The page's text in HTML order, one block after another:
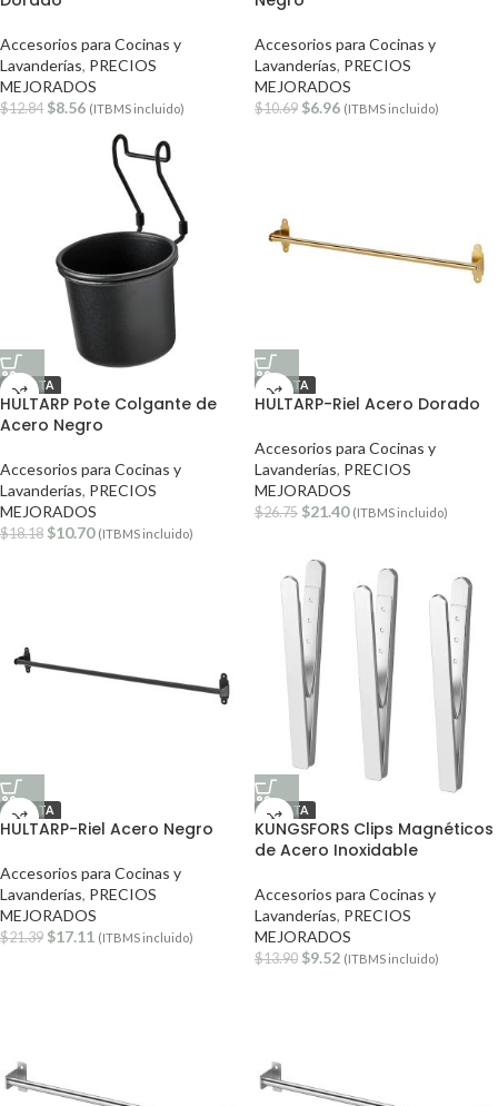
Accesorios para Cocinas y
Lavanderías, PRECIOS
MEJORADOS
$12.84 $8.56 (ITBMS incluido)
Accesorios para Cocinas y
Lavanderías, PRECIOS
MEJORADOS
$10.69 $6.96 (ITBMS incluido)
OFERTA
HULTARP Pote Colgante de
Acero Negro
Accesorios para Cocinas y
Lavanderías, PRECIOS
MEJORADOS
$18.18 $10.70 (ITBMS incluido)
OFERTA
HULTARP-Riel Acero Dorado
Accesorios para Cocinas y
Lavanderías, PRECIOS
MEJORADOS
$26.75 $21.40 (ITBMS incluido)
OFERTA
HULTARP-Riel Acero Negro
Accesorios para Cocinas y
Lavanderías, PRECIOS
MEJORADOS
$21.39 $17.11 (ITBMS incluido)
OFERTA
KUNGSFORS Clips Magnéticos
de Acero Inoxidable
Accesorios para Cocinas y
Lavanderías, PRECIOS
MEJORADOS
$13.90 $9.52 (ITBMS incluido)